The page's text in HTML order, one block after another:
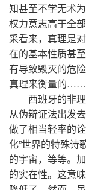
知甚至不学无术
权力意志高于全
采看来，真理是
在的基本性质甚
有导致毁灭的危
真理来衡量的
西班牙的非
从伪辩证法出发
做了相当轻率的
化”世界的特殊诗
的宇宙，等等。
的实在性。这意